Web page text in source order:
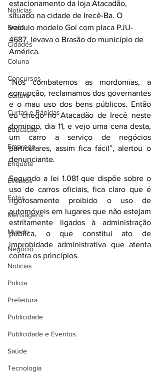
Notícias
Brasil
Cidades
Coluna
Concursos
Cultura
Curtas e Rápidas
Educação
Emprego
Enquete
Eventos
Fotos
Mensagens
Mundo
Negócio
Noticias
Policia
Prefeitura
Publicidade
Publicidade e Eventos.
Saúde
Tecnologia
estacionamento da loja Atacadão,
situado na cidade de Irecê-Ba. O
veículo modelo Gol com placa PJU-
4687, levava o Brasão do município de
América.
“Nós combatemos as mordomias, a
corrupção, reclamamos dos governantes
e o mau uso dos bens públicos. Então
eu chego no Atacadão de Irecê neste
domingo, dia 11, e vejo uma cena desta,
um carro a serviço de negócios
particulares, assim fica fácil”, alertou o
denunciante.
Segundo a lei 1.081 que dispõe sobre o
uso de carros oficiais, fica claro que é
rigorosamente proibido o uso de
automóveis em lugares que não estejam
estritamente ligados à administração
pública, o que constitui ato de
improbidade administrativa que atenta
contra os princípios.